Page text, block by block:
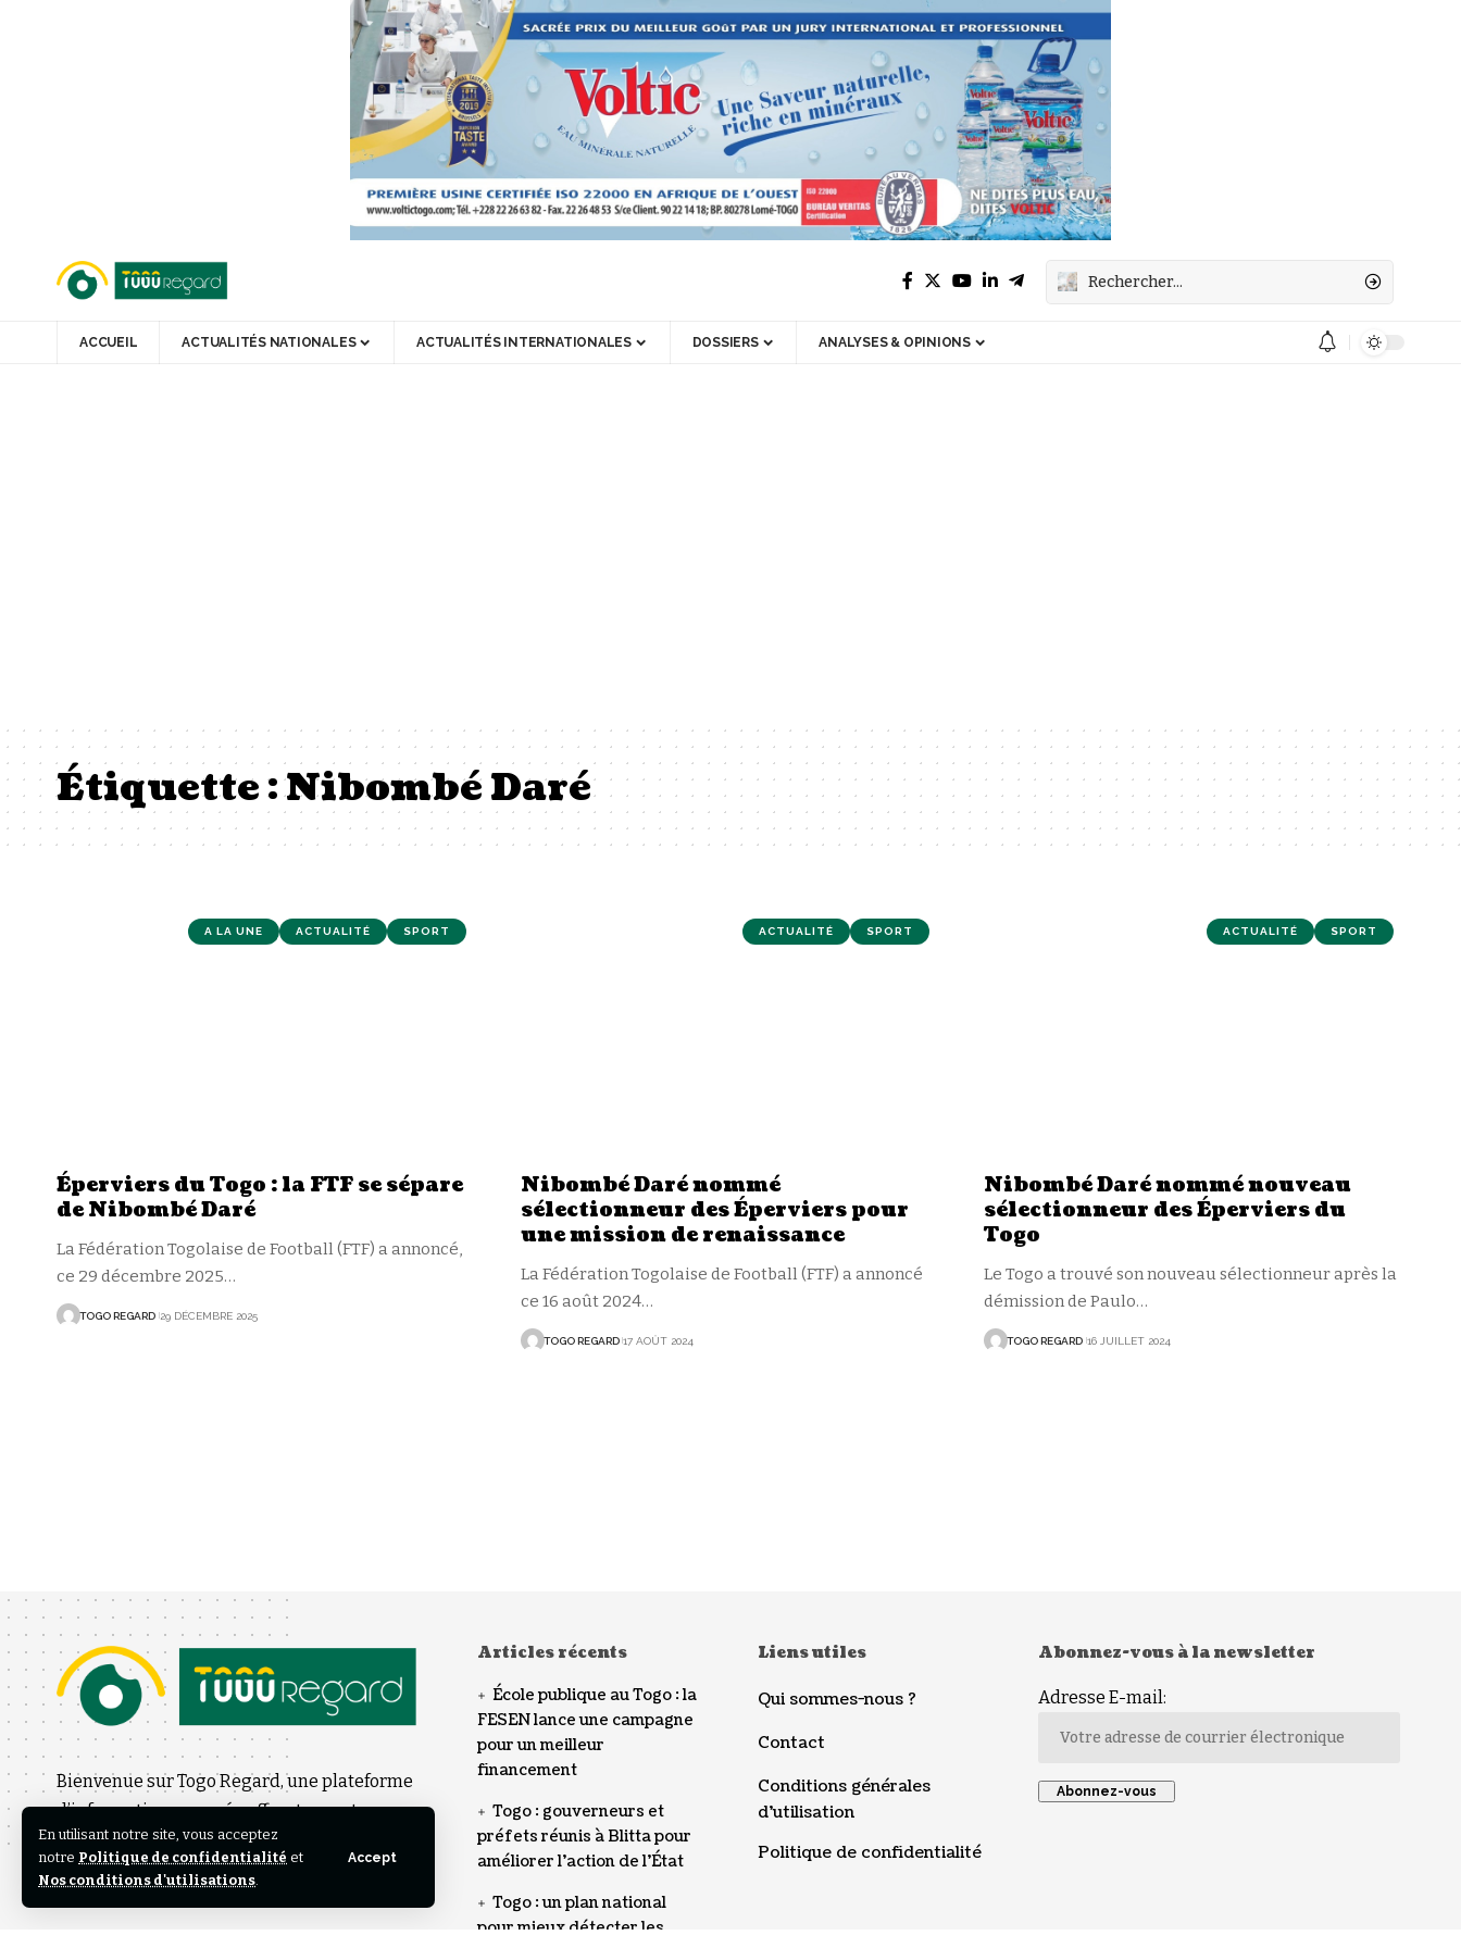
En utilisant notre site, vous acceptez
notre Politique de confidentialité et
Nos conditions d'utilisations.
Accept
ACCUEIL ACTUALITÉS NATIONALES ACTUALITÉS INTERNATIONALES DOSSIERS ANALYSES & OPINIONS
Étiquette :Nibombé Daré
A LA UNE ACTUALITÉ SPORT
Éperviers du Togo : la FTF se sépare
de Nibombé Daré
La Fédération Togolaise de Football (FTF) a annoncé,
ce 29 décembre 2025…
TOGO REGARD 29 DÉCEMBRE 2025
ACTUALITÉ SPORT
Nibombé Daré nommé
sélectionneur des Éperviers pour
une mission de renaissance
La Fédération Togolaise de Football (FTF) a annoncé
ce 16 août 2024…
TOGO REGARD 17 AOÛT 2024
ACTUALITÉ SPORT
Nibombé Daré nommé nouveau
sélectionneur des Éperviers du
Togo
Le Togo a trouvé son nouveau sélectionneur après la
démission de Paulo…
TOGO REGARD 16 JUILLET 2024
Bienvenue sur Togo Regard, une plateforme
d’information engagée offrant un autre
regard sur l’actualité nationale et
internationale.
Articles récents
École publique au Togo : la
FESEN lance une campagne
pour un meilleur
financement
Togo : gouverneurs et
préfets réunis à Blitta pour
améliorer l’action de l’État
Togo : un plan national
pour mieux détecter les
Liens utiles
Qui sommes-nous ?
Contact
Conditions générales
d’utilisation
Politique de confidentialité
Abonnez-vous à la newsletter
Adresse E-mail: